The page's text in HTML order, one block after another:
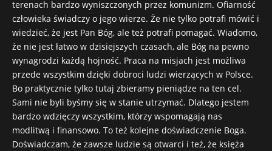
terenach bardzo wyniszczonych przez komunizm. Ofiarność
człowieka świadczy o jego wierze. Że nie tylko potrafi mówić i
wiedzieć, że jest Pan Bóg, ale też potrafi pomagać. Wiadomo,
że nie jest łatwo w dzisiejszych czasach, ale Bóg na pewno
wynagrodzi każdą hojność. Praca na misjach jest możliwa
przede wszystkim dzięki dobroci ludzi wierzących w Polsce.
Bo praktycznie tylko tutaj zbieramy pieniądze na ten cel.
Sami nie byli byśmy się w stanie utrzymać. Dlatego jestem
bardzo wdzięczy wszystkim, którzy wspomagają nas
modlitwą i finansowo. To też kolejne doświadczenie Boga.
Doświadczam, że zawsze ludzie są otwarci i też, że księża